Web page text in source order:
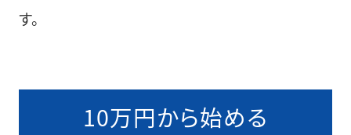
す。
10万円から始める